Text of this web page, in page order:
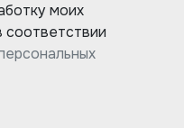
моих
соответствии